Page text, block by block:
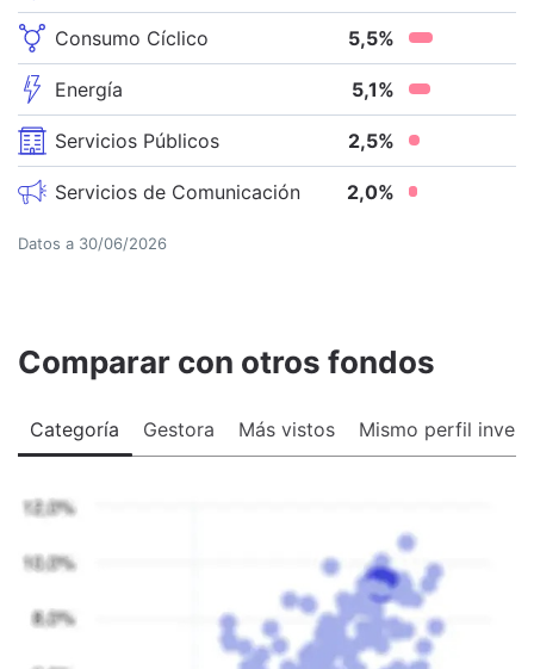
Consumo Cíclico 5,5%
Energía 5,1%
Servicios Públicos 2,5%
Servicios de Comunicación 2,0%
Datos a 30/06/2026
Comparar con otros fondos
Categoría Gestora Más vistos Mismo perfil